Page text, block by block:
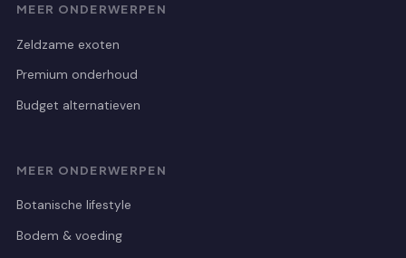
MEER ONDERWERPEN
Zeldzame exoten
Premium onderhoud
Budget alternatieven
MEER ONDERWERPEN
Botanische lifestyle
Bodem & voeding